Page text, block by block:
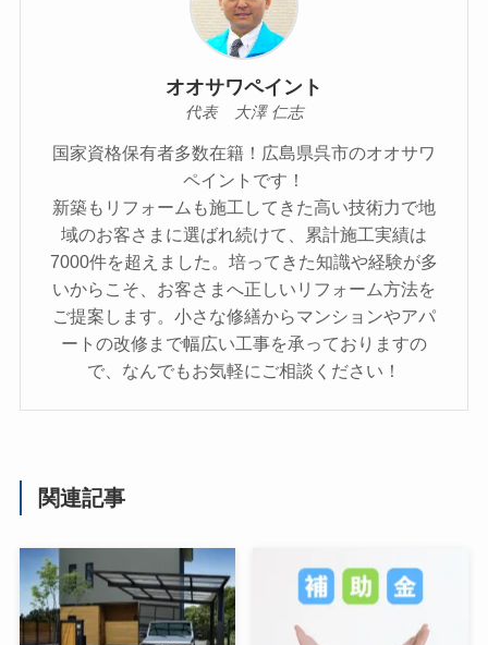
オオサワペイント
代表 大澤 仁志
国家資格保有者多数在籍！広島県呉市のオオサワ
ペイントです！
新築もリフォームも施工してきた高い技術力で地
域のお客さまに選ばれ続けて、累計施工実績は
7000件を超えました。培ってきた知識や経験が多
いからこそ、お客さまへ正しいリフォーム方法を
ご提案します。小さな修繕からマンションやアパ
ートの改修まで幅広い工事を承っておりますの
で、なんでもお気軽にご相談ください！
関連記事